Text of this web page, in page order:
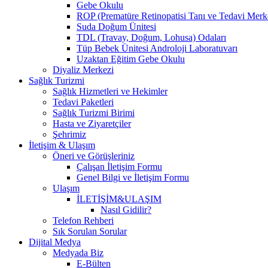
Gebe Okulu
ROP (Prematüre Retinopatisi Tanı ve Tedavi
Suda Doğum Ünitesi
TDL (Travay, Doğum, Lohusa) Odaları
Tüp Bebek Ünitesi Androloji Laboratuvarı
Uzaktan Eğitim Gebe Okulu
Diyaliz Merkezi
Sağlık Turizmi
Sağlık Hizmetleri ve Hekimler
Tedavi Paketleri
Sağlık Turizmi Birimi
Hasta ve Ziyaretçiler
Şehrimiz
İletişim & Ulaşım
Öneri ve Görüşleriniz
Çalışan İletişim Formu
Genel Bilgi ve İletişim Formu
Ulaşım
İLETİŞİM&ULAŞIM
Nasıl Gidilir?
Telefon Rehberi
Sık Sorulan Sorular
Dijital Medya
Medyada Biz
E-Bülten